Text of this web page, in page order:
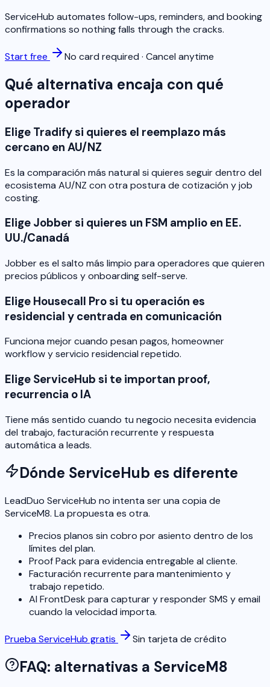
ServiceHub automates follow-ups, reminders, and booking
confirmations so nothing falls through the cracks.
Start free No card required · Cancel anytime
Qué alternativa encaja con qué
operador
Elige Tradify si quieres el reemplazo más
cercano en AU/NZ
Es la comparación más natural si quieres seguir dentro del
ecosistema AU/NZ con otra postura de cotización y job
costing.
Elige Jobber si quieres un FSM amplio en EE.
UU./Canadá
Jobber es el salto más limpio para operadores que quieren
precios públicos y onboarding self-serve.
Elige Housecall Pro si tu operación es
residencial y centrada en comunicación
Funciona mejor cuando pesan pagos, homeowner
workflow y servicio residencial repetido.
Elige ServiceHub si te importan proof,
recurrencia o IA
Tiene más sentido cuando tu negocio necesita evidencia
del trabajo, facturación recurrente y respuesta
automática a leads.
Dónde ServiceHub es diferente
LeadDuo ServiceHub no intenta ser una copia de
ServiceM8. La propuesta es otra.
Precios planos sin cobro por asiento dentro de los
límites del plan.
Proof Pack para evidencia entregable al cliente.
Facturación recurrente para mantenimiento y
trabajo repetido.
AI FrontDesk para capturar y responder SMS y email
cuando la velocidad importa.
Prueba ServiceHub gratis Sin tarjeta de crédito
FAQ: alternativas a ServiceM8